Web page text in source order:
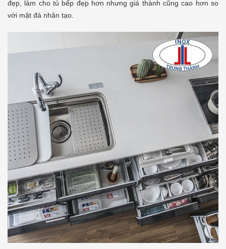
đẹp, làm cho tủ bếp đẹp hơn nhưng giá thành cũng cao hơn so
với mặt đá nhân tạo.